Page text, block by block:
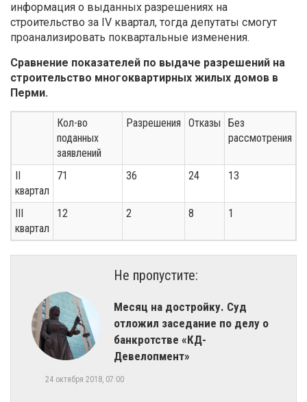
информация о выданных разрешениях на
строительство за IV квартал, тогда депутаты смогут
проанализировать поквартальные изменения.
Сравнение показателей по выдаче разрешений на
строительство многоквартирных жилых домов в
Перми.
Кол-во
поданных
заявлений
Разрешения Отказы
Без
рассмотрения
квартал
71 36 24 13
квартал
12 2 8 1
Не пропустите:
Месяц на достройку. Суд
отложил заседание по делу о
банкротстве «КД-
Девелопмент»
24 октября 2018, 07:00